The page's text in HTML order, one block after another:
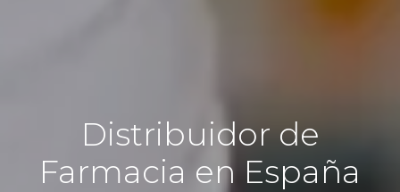
Distribuidor de
Farmacia en España